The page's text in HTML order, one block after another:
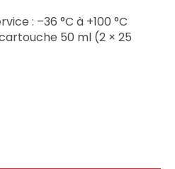
: –36 °C à +100 °C
50 ml (2 × 25